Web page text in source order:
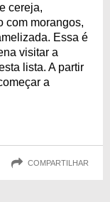
cereja,
com morangos,
Essa é
visitar a
lista. A partir
a
COMPARTILHAR